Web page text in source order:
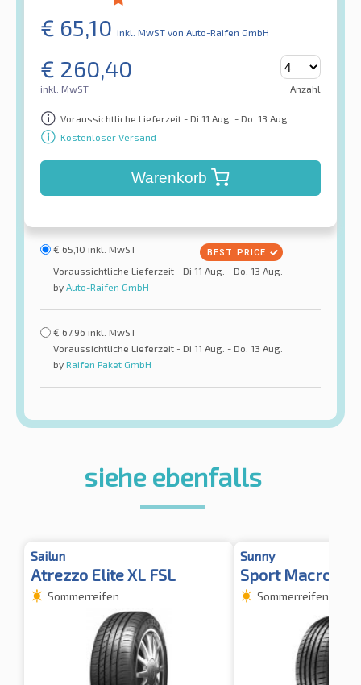
€ 65,10 inkl. MwST von Auto-Raifen GmbH
€ 260,40
inkl. MwST Anzahl
Voraussichtliche Lieferzeit - Di 11 Aug. - Do. 13 Aug.
Kostenloser Versand
Warenkorb
€ 65,10 inkl. MwST
Voraussichtliche Lieferzeit - Di 11 Aug. - Do. 13 Aug.
by Auto-Raifen GmbH
€ 67,96 inkl. MwST
Voraussichtliche Lieferzeit - Di 11 Aug. - Do. 13 Aug.
by Raifen Paket GmbH
siehe ebenfalls
Sailun
Atrezzo Elite XL FSL
Sommerreifen
Sunny
Sport Macro
Sommerreifen